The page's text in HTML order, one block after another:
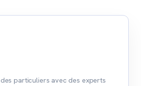
particuliers avec des experts